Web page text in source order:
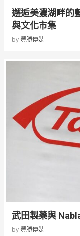
邂逅美濃湖畔的
與文化市集
by 豐勝傳媒
武田製藥與
by 豐勝傳媒